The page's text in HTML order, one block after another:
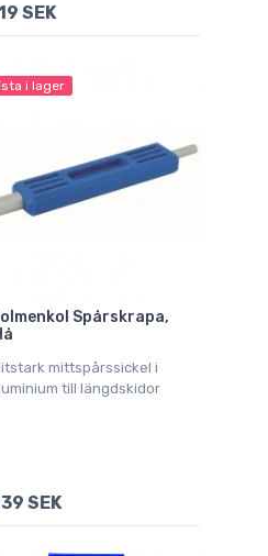
SEK
i lager
Spårskrapa,
mittspårssickel i
till längdskidor
SEK